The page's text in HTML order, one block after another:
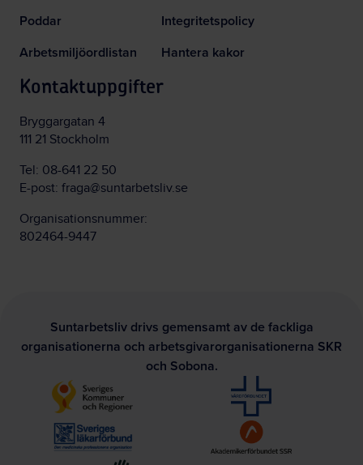
Poddar
Arbetsmiljöordlistan
Integritetspolicy
Hantera kakor
Kontaktuppgifter
Bryggargatan 4
111 21 Stockholm
Tel: 08-641 22 50
E-post: fraga@suntarbetsliv.se
Organisationsnummer:
802464-9447
Suntarbetsliv drivs gemensamt av de fackliga
organisationerna och arbetsgivarorganisationerna SKR
och Sobona.